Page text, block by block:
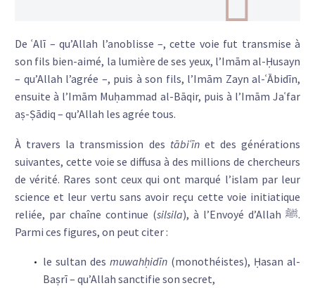
De ʿAlī – qu’Allah l’anoblisse –, cette voie fut transmise à
son fils bien-aimé, la lumière de ses yeux, l’Imām al-Ḥusayn
– qu’Allah l’agrée –, puis à son fils, l’Imām Zayn al-ʿĀbidīn,
ensuite à l’Imām Muḥammad al-Bāqir, puis à l’Imām Jaʿfar
aṣ-Ṣādiq – qu’Allah les agrée tous.
À travers la transmission des tābiʿīnet des générations
suivantes, cette voie se diffusa à des millions de chercheurs
de vérité. Rares sont ceux qui ont marqué l’islam par leur
science et leur vertu sans avoir reçu cette voie initiatique
reliée, par chaîne continue (silsila), à l’Envoyé d’Allah ﷺ.
Parmi ces figures, on peut citer :
le sultan des muwahḥidīn (monothéistes), Ḥasan al-
Baṣrī – qu’Allah sanctifie son secret,